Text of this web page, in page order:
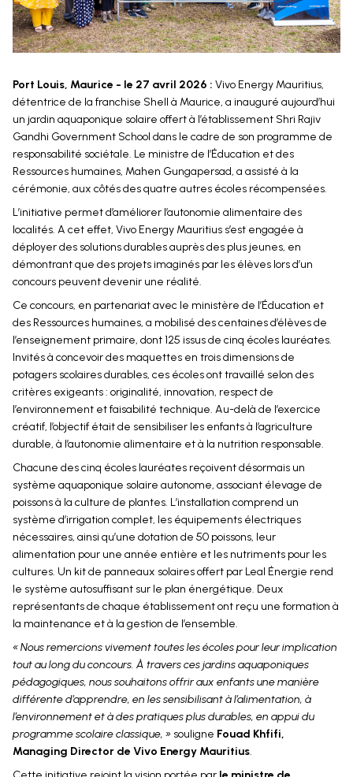
Port Louis, Maurice - le 27 avril 2026 : Vivo Energy Mauritius,
détentrice de la franchise Shell à Maurice, a inauguré aujourd’hui
un jardin aquaponique solaire offert à l’établissement Shri Rajiv
Gandhi Government School dans le cadre de son programme de
responsabilité sociétale. Le ministre de l’Éducation et des
Ressources humaines, Mahen Gungapersad, a assisté à la
cérémonie, aux côtés des quatre autres écoles récompensées.
L’initiative permet d’améliorer l’autonomie alimentaire des
localités. A cet effet, Vivo Energy Mauritius s’est engagée à
déployer des solutions durables auprès des plus jeunes, en
démontrant que des projets imaginés par les élèves lors d’un
concours peuvent devenir une réalité.
Ce concours, en partenariat avec le ministère de l’Éducation et
des Ressources humaines, a mobilisé des centaines d’élèves de
l’enseignement primaire, dont 125 issus de cinq écoles lauréates.
Invités à concevoir des maquettes en trois dimensions de
potagers scolaires durables, ces écoles ont travaillé selon des
critères exigeants : originalité, innovation, respect de
l’environnement et faisabilité technique. Au-delà de l’exercice
créatif, l’objectif était de sensibiliser les enfants à l’agriculture
durable, à l’autonomie alimentaire et à la nutrition responsable.
Chacune des cinq écoles lauréates reçoivent désormais un
système aquaponique solaire autonome, associant élevage de
poissons à la culture de plantes. L’installation comprend un
système d’irrigation complet, les équipements électriques
nécessaires, ainsi qu’une dotation de 50 poissons, leur
alimentation pour une année entière et les nutriments pour les
cultures. Un kit de panneaux solaires offert par Leal Énergie rend
le système autosuffisant sur le plan énergétique. Deux
représentants de chaque établissement ont reçu une formation à
la maintenance et à la gestion de l’ensemble.
« Nous remercions vivement toutes les écoles pour leur implication
tout au long du concours. À travers ces jardins aquaponiques
pédagogiques, nous souhaitons offrir aux enfants une manière
différente d’apprendre, en les sensibilisant à l’alimentation, à
l’environnement et à des pratiques plus durables, en appui du
programme scolaire classique, » souligne Fouad Khfifi,
Managing Director de Vivo Energy Mauritius.